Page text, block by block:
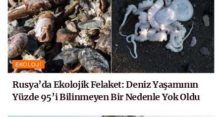
EKOLOJI
Rusya’da Ekolojik Felaket: Deniz Yaşamının
Yüzde 95’i Bilinmeyen Bir Nedenle Yok Oldu